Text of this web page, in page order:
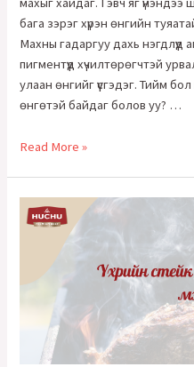
бага зэрэг хүрэн өнгийн
Махны гадаргуу дахь
пигментүүд хүчилтөрөгчтэй
улаан өнгийг үүсгэдэг. Тийм
өнгөтэй байдаг болов уу? …
Хэрхэн
дээрээс
сайн
сонгож
авах
Read More »